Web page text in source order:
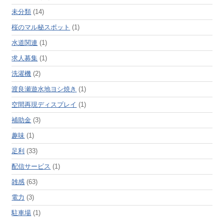
未分類 (14)
桜のマル秘スポット (1)
水道関連 (1)
求人募集 (1)
洗濯機 (2)
渡良瀬遊水地ヨシ焼き (1)
空間再現ディスプレイ (1)
補助金 (3)
趣味 (1)
足利 (33)
配信サービス (1)
雑感 (63)
電力 (3)
駐車場 (1)